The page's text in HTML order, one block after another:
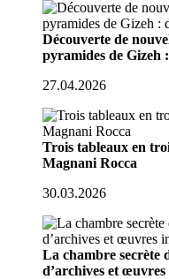
Découverte de
pyramides de Gizeh
27.04.2026
Trois tableaux en
Magnani Rocca
30.03.2026
La chambre secrète
d’archives et